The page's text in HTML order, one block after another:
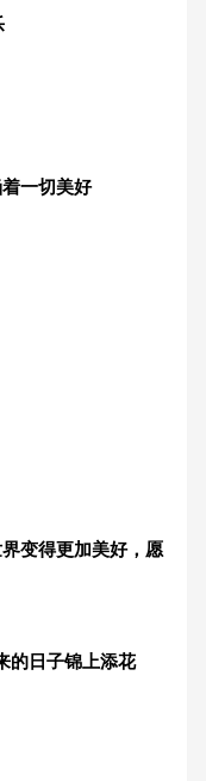
一切美好
变得更加美好，愿
的日子锦上添花